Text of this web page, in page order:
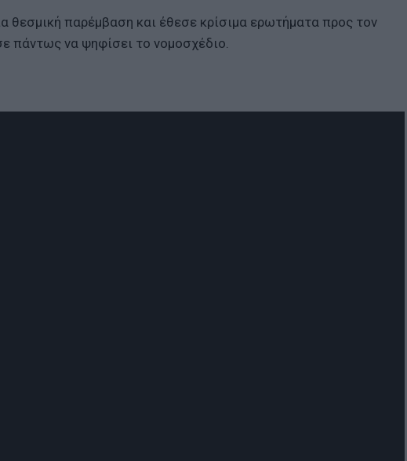
θεσμική παρέμβαση και έθεσε κρίσιμα ερωτήματα προς τον
πάντως να ψηφίσει το νομοσχέδιο.